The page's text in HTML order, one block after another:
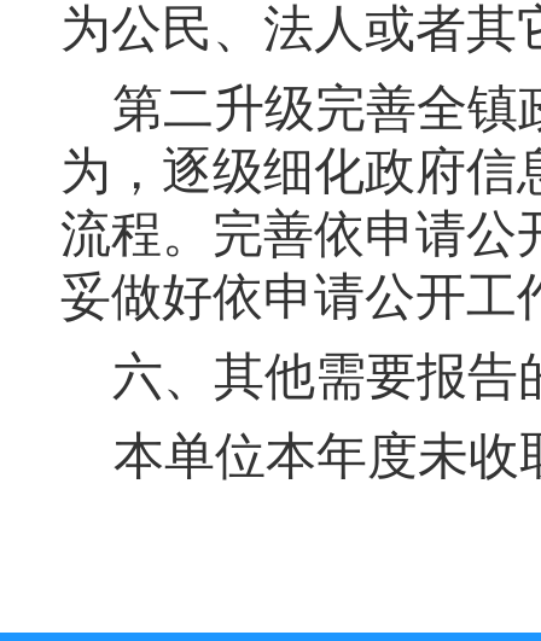
为公民、法人或者其
第二升级完善全镇
为，逐级细化政府信
流程。 完善依申请公
妥做好依申请公开工
六、 其他需要报告
本单位本年度未收